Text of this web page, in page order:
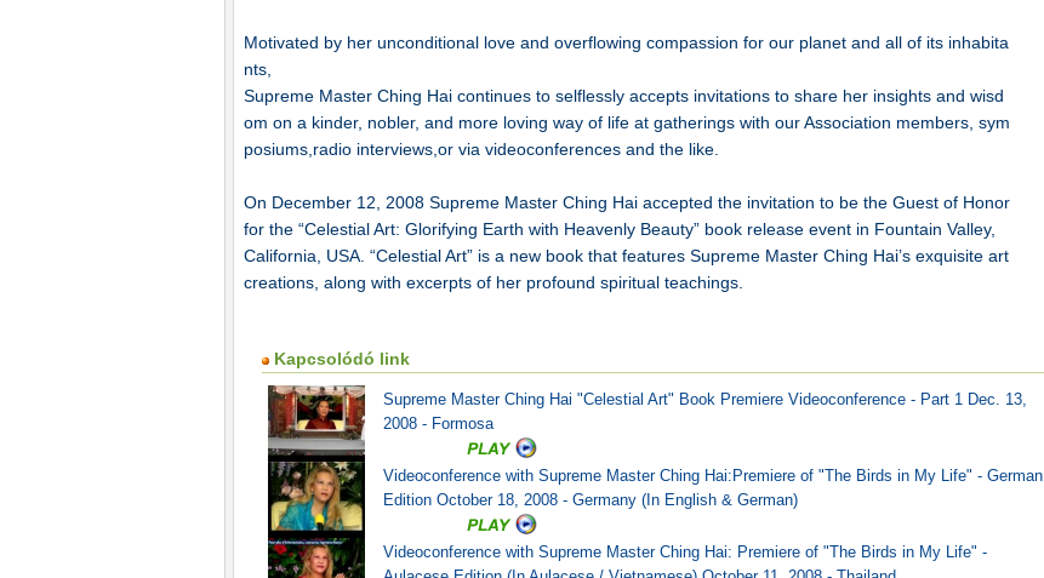
Motivated by her unconditional love and overflowing compassion for our planet and all of its inhabita
nts,
Supreme Master Ching Hai continues to selflessly accepts invitations to share her insights and wisd
om on a kinder, nobler, and more loving way of life at gatherings with our Association members, sym
posiums,radio interviews,or via videoconferences and the like.
On December 12, 2008 Supreme Master Ching Hai accepted the invitation to be the Guest of Honor
for the “Celestial Art: Glorifying Earth with Heavenly Beauty” book release event in Fountain Valley,
California, USA. “Celestial Art” is a new book that features Supreme Master Ching Hai’s exquisite art
creations, along with excerpts of her profound spiritual teachings.
Kapcsolódó link
Supreme Master Ching Hai "Celestial Art" Book Premiere Videoconference - Part 1 Dec. 13,
2008 - Formosa
Videoconference with Supreme Master Ching Hai:Premiere of "The Birds in My Life" - German
Edition October 18, 2008 - Germany (In English & German)
Videoconference with Supreme Master Ching Hai: Premiere of "The Birds in My Life" -